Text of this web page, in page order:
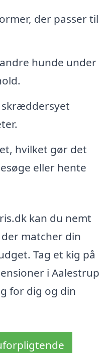
der passer til
hunde under
hvilket gør det
eller hente
kan du nemt
matcher din
Tag et kig på
i Aalestrup
for dig og din